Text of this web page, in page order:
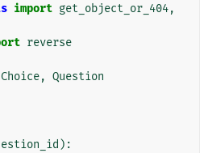
import get_object_or_404,
reverse
Choice, Question
):